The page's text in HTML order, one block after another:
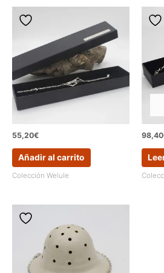
55,20€
Añadir al carrito
Colección Welule
98,40